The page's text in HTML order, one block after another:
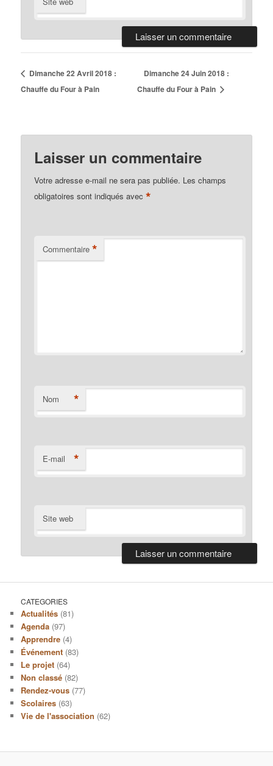
Dimanche 22 Avril 2018 :
Chauffe du Four à Pain
Dimanche 24 Juin 2018 :
Chauffe du Four à Pain
Laisser un commentaire
Votre adresse e-mail ne sera pas publiée. Les champs
obligatoires sont indiqués avec*
Commentaire *
Nom *
E-mail *
Site web
CATEGORIES
Actualités (81)
Agenda (97)
Apprendre (4)
Événement (83)
Le projet (64)
Non classé (82)
Rendez-vous (77)
Scolaires (63)
Vie de l'association (62)